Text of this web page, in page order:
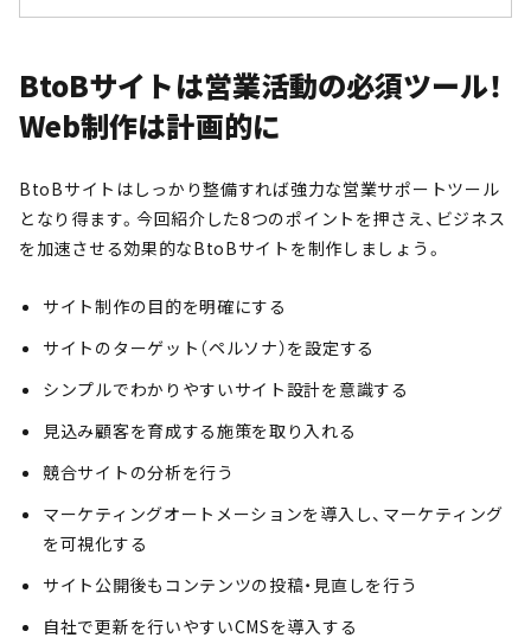
BtoBサイトは営業活動の必須ツール！
Web制作は計画的に
BtoBサイトはしっかり整備すれば強力な営業サポートツール
となり得ます。今回紹介した8つのポイントを押さえ、ビジネス
を加速させる効果的なBtoBサイトを制作しましょう。
サイト制作の目的を明確にする
サイトのターゲット（ペルソナ）を設定する
シンプルでわかりやすいサイト設計を意識する
見込み顧客を育成する施策を取り入れる
競合サイトの分析を行う
マーケティングオートメーションを導入し、マーケティング
を可視化する
サイト公開後もコンテンツの投稿・見直しを行う
自社で更新を行いやすいCMSを導入する